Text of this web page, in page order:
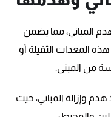
المباني، مما يضمن
المعدات الثقيلة أو
من المبنى.
هدم وإزالة المباني، حيث